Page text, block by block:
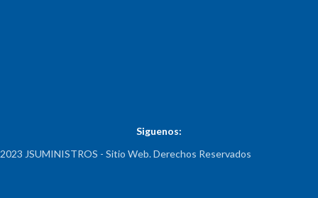
Siguenos:
2023 JSUMINISTROS - Sitio Web. Derechos Reservados